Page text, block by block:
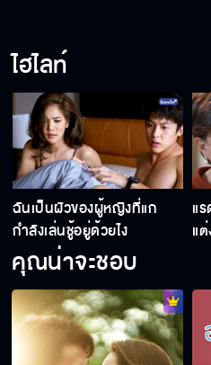
ไฮไลท์
ฉันเป็นผัวของผู้หญิงที่แก
กำลังเล่นชู้อยู่ด้วยไง
แ
แ
คุณน่าจะชอบ